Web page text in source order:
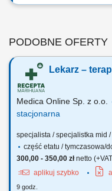
PODOBNE OFERTY
Lekarz –
Medica Online Sp. z o.o.
stacjonarna
specjalista / specjalistka mid
część etatu / tymczasowa/
300,00 - 350,00 złnetto
aplikuj szybko
9 godz.